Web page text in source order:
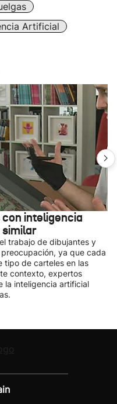
Artificial
inteligencia
trabajo de dibujantes y
ya que cada
tipo de carteles en las
contexto, expertos
la inteligencia artificial